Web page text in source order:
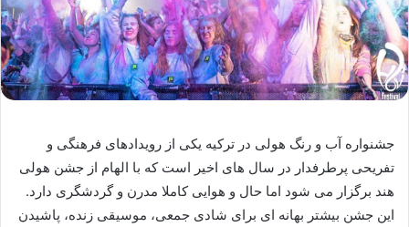
جشنواره آب و رنگ هولی در ترکیه یکی از رویدادهای فرهنگی و
تفریحی پرطرفدار در سال های اخیر است که با الهام از جشن هولی
هند برگزار می شود اما حال و هوایی کاملا مدرن و گردشگری دارد.
این جشن بیشتر بهانه ای برای شادی جمعی، موسیقی زنده، پاشیدن